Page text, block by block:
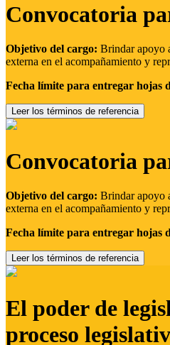
Convocatoria
Objetivo del cargo: Brindar apoyo
externa en el acompañamiento y
Fecha límite para entregar hojas
Leer los términos de referencia
Convocatoria
Objetivo del cargo: Brindar apoyo
externa en el acompañamiento y
Fecha límite para entregar hojas
Leer los términos de referencia
El poder de
proceso